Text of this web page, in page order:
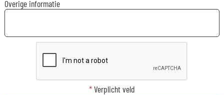
Overige informatie
*Verplicht veld